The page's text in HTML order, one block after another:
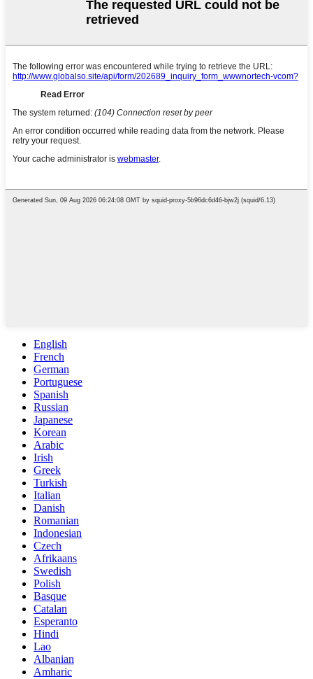
English
French
German
Portuguese
Spanish
Russian
Japanese
Korean
Arabic
Irish
Greek
Turkish
Italian
Danish
Romanian
Indonesian
Czech
Afrikaans
Swedish
Polish
Basque
Catalan
Esperanto
Hindi
Lao
Albanian
Amharic